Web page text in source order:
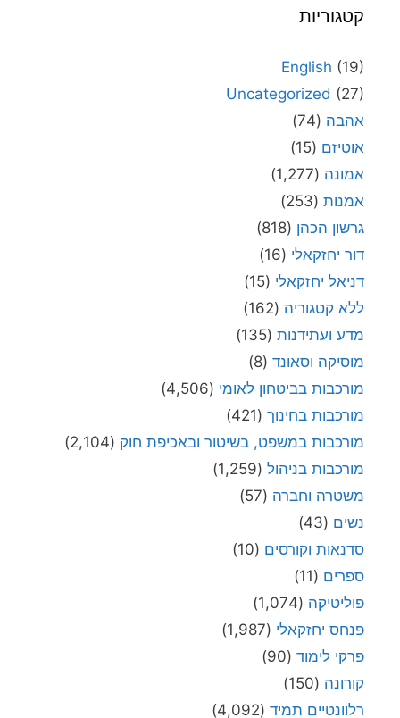
קטגוריות
English (19)
Uncategorized (27)
אהבה (74)
אוטיזם (15)
אמונה (1,277)
אמנות (253)
גרשון הכהן (818)
דור יחזקאלי (16)
דניאל יחזקאלי (15)
ללא קטגוריה (162)
מדע ועתידנות (135)
מוסיקה וסאונד (8)
מורכבות בביטחון לאומי (4,506)
מורכבות בחינוך (421)
מורכבות במשפט, בשיטור ובאכיפת חוק (2,104)
מורכבות בניהול (1,259)
משטרה וחברה (57)
נשים (43)
סדנאות וקורסים (10)
ספרים (11)
פוליטיקה (1,074)
פנחס יחזקאלי (1,987)
פרקי לימוד (90)
קורונה (150)
רלוונטיים תמיד (4,092)